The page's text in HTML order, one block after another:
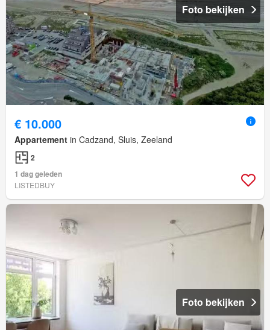
Foto bekijken
€ 10.000
Appartement in Cadzand, Sluis, Zeeland
2
1 dag geleden
LISTEDBUY
Foto bekijken